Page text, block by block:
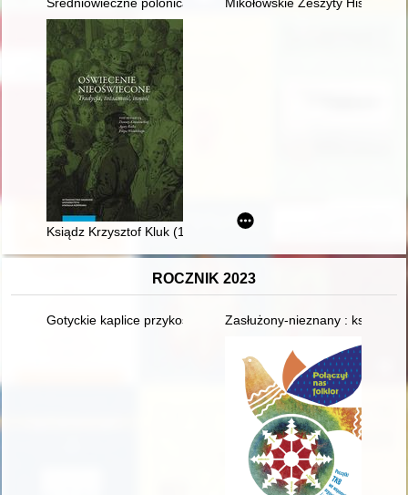
Średniowieczne polonica i silesiaca ze zbiorów Archiwum
Mikołowskie Zeszyty
Ksiądz Krzysztof Kluk (1739-1796) wobec XVIII-wiecznych
ROCZNIK 2023
Gotyckie kaplice przykościelne na Dolnym Śląsku : fundator -
Zasłużony-nieznany : ksiądz